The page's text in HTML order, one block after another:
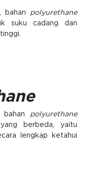
, bahan polyurethane
suku cadang dan
bahan polyurethane
berbeda, yaitu
lengkap ketahui